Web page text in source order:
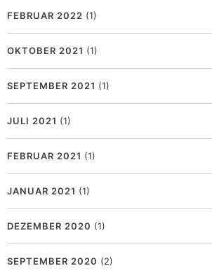
FEBRUAR 2022 (1)
OKTOBER 2021 (1)
SEPTEMBER 2021 (1)
JULI 2021 (1)
FEBRUAR 2021 (1)
JANUAR 2021 (1)
DEZEMBER 2020 (1)
SEPTEMBER 2020 (2)